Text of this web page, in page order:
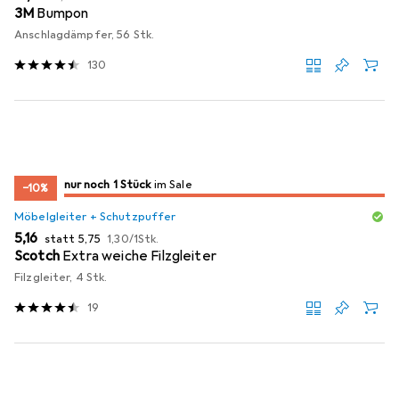
3M Bumpon
Anschlagdämpfer, 56 Stk.
130
−10% noch 1 Stückim Sale
nur noch 1 Stück im Sale
Möbelgleiter + Schutzpuffer
EUR
5,16 statt EUR
5,75 EUR
1,30/1Stk.
Scotch Extra weiche Filzgleiter
Filzgleiter, 4 Stk.
19